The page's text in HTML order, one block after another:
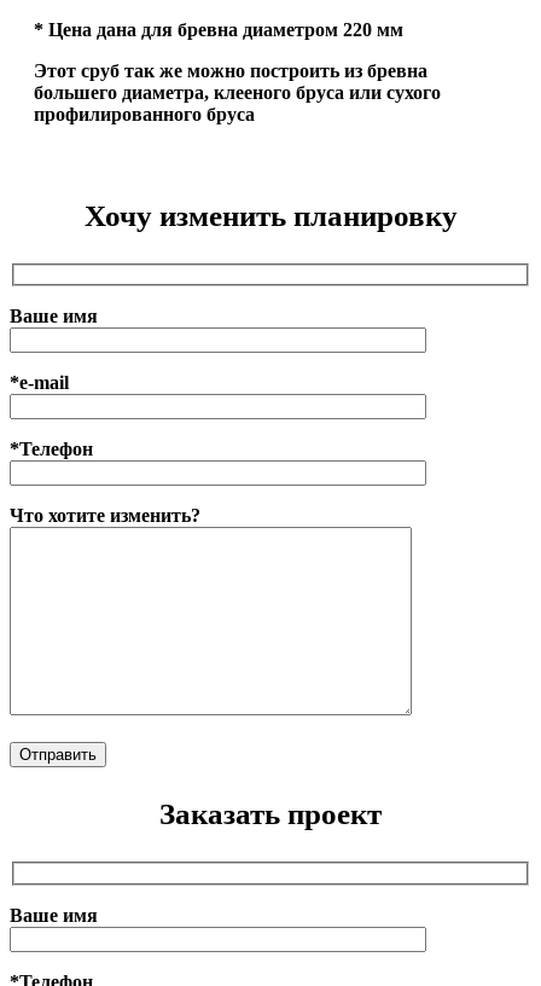
* Цена дана для бревна диаметром 220 мм
Этот сруб так же можно построить из бревна
большего диаметра, клееного бруса или сухого
профилированного бруса
Хочу изменить планировку
Ваше имя
*e-mail
*Телефон
Что хотите изменить?
Заказать проект
Ваше имя
*Телефон